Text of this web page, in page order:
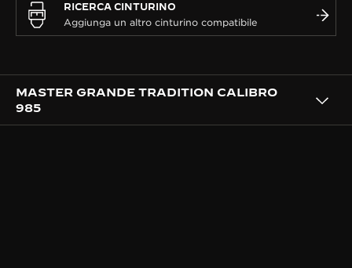
RICERCA CINTURINO
MASTER GRANDE TRADITION CALIBRO
985